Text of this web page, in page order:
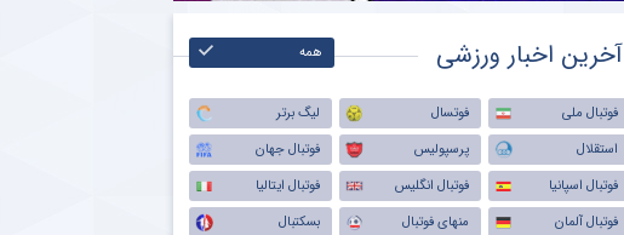
آخرین اخبار ورزشی همه
فوتبال ملی فوتسال
لیگ برتر
استقلال
پرسپولیس
فوتبال جهان
فوتبال اسپانیا
فوتبال انگلیس
فوتبال ایتالیا
فوتبال آلمان
منهای فوتبال
بسکتبال